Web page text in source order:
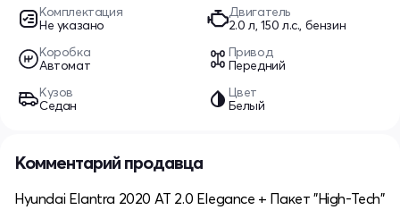
Комплектация
Не указано
Двигатель
2.0 л, 150 л.с., бензин
Коробка
Автомат
Привод
Передний
Кузов
Седан
Цвет
Белый
Комментарий продавца
Hyundai Elantra 2020 AT 2.0 Elegance + Пакет "High-Tech"